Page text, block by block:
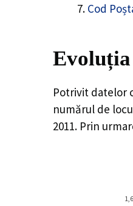
Cod
Evoluția
Potrivit datelor
numărul de
2011. Prin